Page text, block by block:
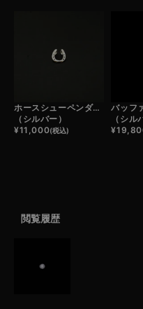
ホースシューペンダントトップ
（シルバー）
¥11,000(税込)
（シル
¥
閲覧履歴